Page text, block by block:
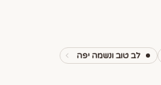
לב טוב ונשמה יפה